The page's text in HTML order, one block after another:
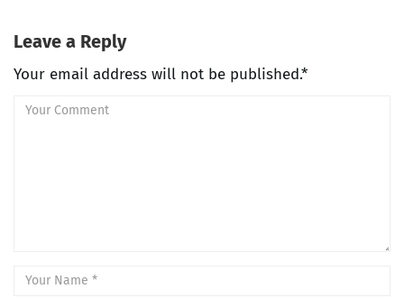
Leave a Reply
Your email address will not be published.*